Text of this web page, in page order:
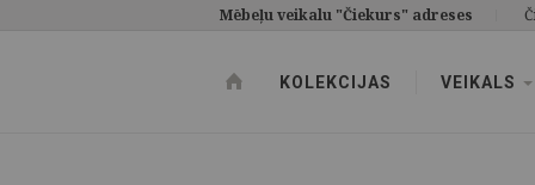
Mēbeļu veikalu "Čiekurs" adreses
KOLEKCIJAS VEIKALS